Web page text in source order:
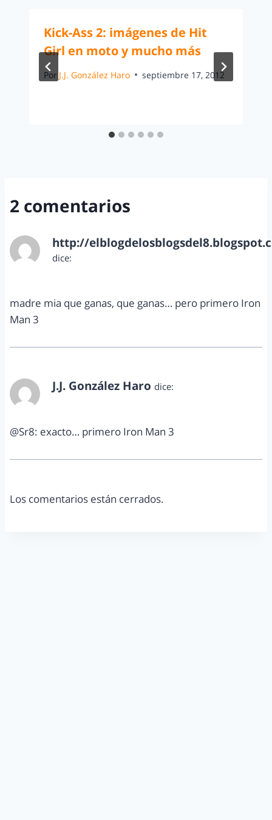
Kick-Ass 2: imágenes de Hit
Girl en moto y mucho más
Por J.J. González Haro septiembre 17, 2012
2 comentarios
http://
dice:
madre mia que ganas, que ganas… pero primero Iron
Man 3
J.J. González Haro dice:
@Sr8: exacto… primero Iron Man 3
Los comentarios están cerrados.